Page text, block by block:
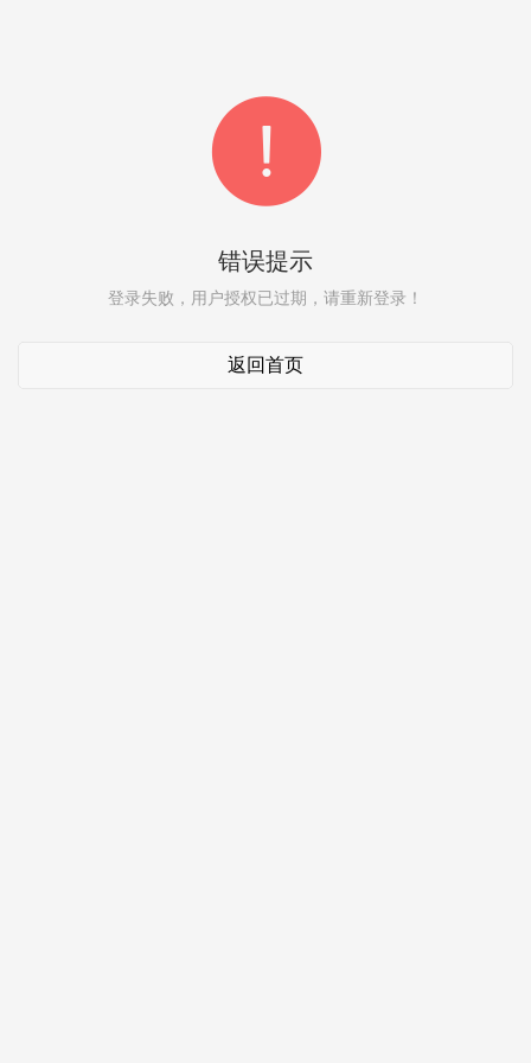
错误提示
登录失败，用户授权已过期，请重新登录！
返回首页